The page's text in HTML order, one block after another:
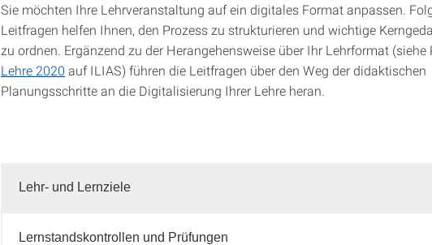
Sie möchten Ihre Lehrveranstaltung auf ein digitales Format anpassen.
Leitfragen helfen Ihnen, den Prozess zu strukturieren und wichtige
zu ordnen. Ergänzend zu der Herangehensweise über Ihr Lehrformat (siehe
Lehre 2020 auf ILIAS) führen die Leitfragen über den Weg der didaktischen
Planungsschritte an die Digitalisierung Ihrer Lehre heran.
Lehr- und Lernziele
Lernstandskontrollen und Prüfungen